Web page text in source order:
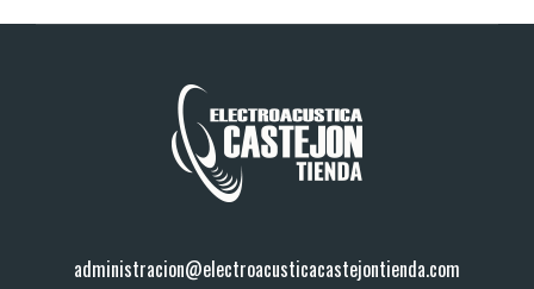
administracion@electroacusticacastejontienda.com